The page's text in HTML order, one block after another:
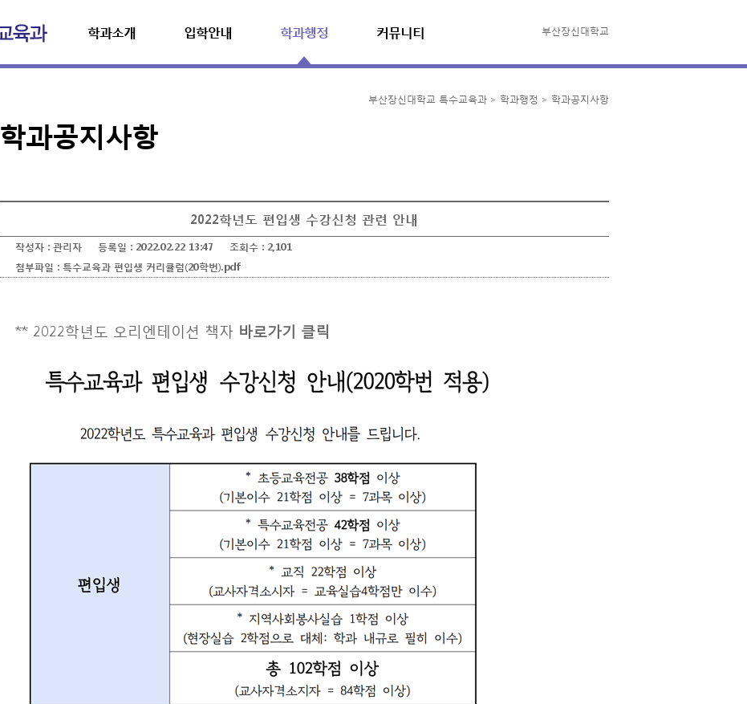
학과소개 입학안내 학과행정 커뮤니티 부산장신대학교
부산장신대학교 특수교육과 > 학과행정 > 학과공지사항
학과공지사항
2022학년도 편입생 수강신청 관련 안내
작성자 : 관리자 등록일 : 2022.02.22 13:47 조회수 : 2,101
첨부파일 : 특수교육과 편입생 커리큘럼(20학번).pdf
** 2022학년도 오리엔테이션 책자 바로가기 클릭